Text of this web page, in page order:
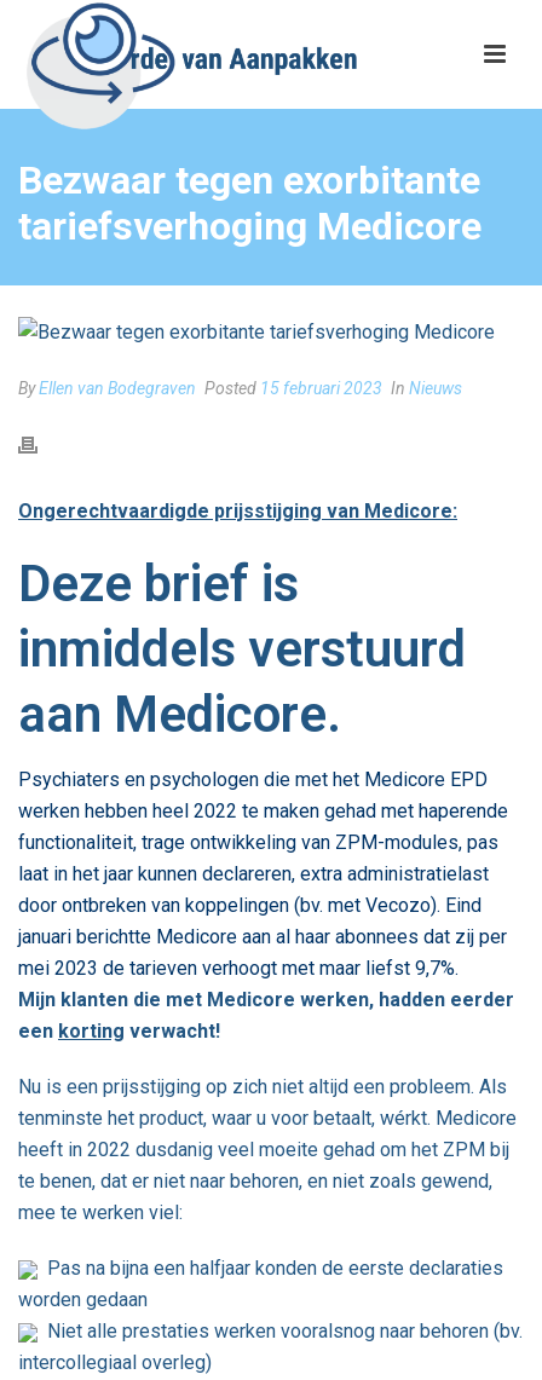
Bezwaar tegen exorbitante
tariefsverhoging Medicore
ByEllen van Bodegraven Posted 15 februari 2023 In Nieuws
Ongerechtvaardigde prijsstijging van Medicore:
Deze brief is
inmiddels verstuurd
aan Medicore.
Psychiaters en psychologen die met het Medicore EPD
werken hebben heel 2022 te maken gehad met haperende
functionaliteit, trage ontwikkeling van ZPM-modules, pas
laat in het jaar kunnen declareren, extra administratielast
door ontbreken van koppelingen (bv. met Vecozo). Eind
januari berichtte Medicore aan al haar abonnees dat zij per
mei 2023 de tarieven verhoogt met maar liefst 9,7%.
Mijn klanten die met Medicore werken, hadden eerder
een korting verwacht!
Nu is een prijsstijging op zich niet altijd een probleem. Als
tenminste het product, waar u voor betaalt, wérkt. Medicore
heeft in 2022 dusdanig veel moeite gehad om het ZPM bij
te benen, dat er niet naar behoren, en niet zoals gewend,
mee te werken viel:
Pas na bijna een halfjaar konden de eerste declaraties
worden gedaan
Niet alle prestaties werken vooralsnog naar behoren (bv.
intercollegiaal overleg)